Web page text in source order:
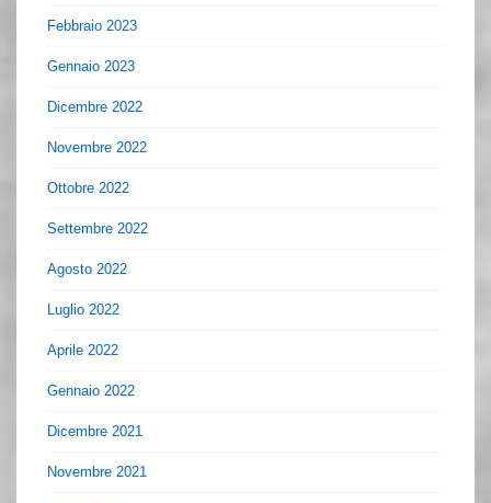
Febbraio 2023
Gennaio 2023
Dicembre 2022
Novembre 2022
Ottobre 2022
Settembre 2022
Agosto 2022
Luglio 2022
Aprile 2022
Gennaio 2022
Dicembre 2021
Novembre 2021